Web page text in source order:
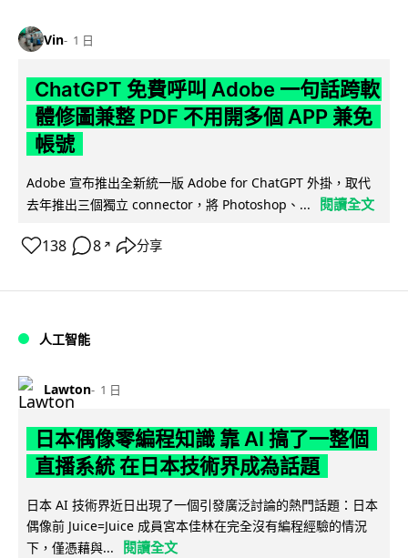
Vin 1 日
ChatGPT 免費呼叫 Adobe 一句話跨軟
體修圖兼整 PDF 不用開多個 APP 兼免
帳號
Adobe 宣布推出全新統一版 Adobe for ChatGPT 外掛，取代
去年推出三個獨立 connector，將 Photoshop、...
閱讀全文
138 8 ↗ 分享
人工智能
Lawton 1 日
日本偶像零編程知識 靠 AI 搞了一整個
直播系統 在日本技術界成為話題
日本 AI 技術界近日出現了一個引發廣泛討論的熱門話題：日本
偶像前 Juice=Juice 成員宮本佳林在完全沒有編程經驗的情況
下，僅憑藉與...
閱讀全文